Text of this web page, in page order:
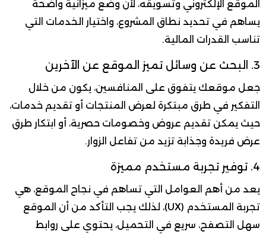
الموقع الإلكتروني وتسويقه، لأن وضع ميزانية واضحة
يساهم في تحديد نطاق المشروع، واختيار الخدمات التي
تناسب القدرات المالية.
3. البحث عن وسائل تميز الموقع عن الآخرين
جعل موقعك يتفوق على المنافسين، يكون من خلال
التفكير في طرق مبتكرة لعرض المنتجات أو تقديم خدمات،
حيث يمكن تقديم عروض وخصومات حصرية، أو ابتكار طرق
عرض فريدة وجذابة تزيد من تفاعل الزوار.
4. توفير تجربة مستخدم مميزة
يعد من أهم العوامل التي تساهم في نجاح الموقع، هي
تجربة المستخدم (UX)، لذلك يجب التأكد من أن الموقع
سهل التصفح، سريع في التحميل، يحتوي على روابط